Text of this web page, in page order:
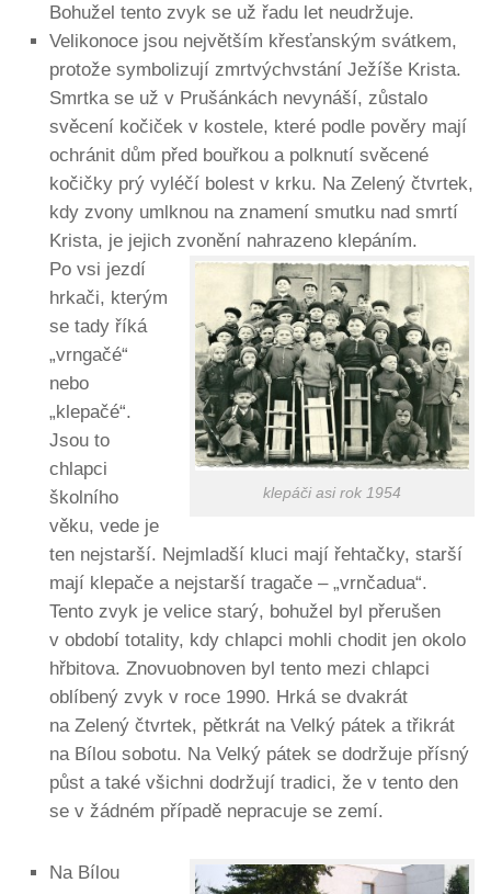
Bohužel tento zvyk se už řadu let neudržuje.
Velikonoce jsou největším křesťanským svátkem,
protože symbolizují zmrtvýchvstání Ježíše Krista.
Smrtka se už v Prušánkách nevynáší, zůstalo
svěcení kočiček v kostele, které podle pověry mají
ochránit dům před bouřkou a polknutí svěcené
kočičky prý vyléčí bolest v krku. Na Zelený čtvrtek,
kdy zvony umlknou na znamení smutku nad smrtí
Krista, je jejich zvonění nahrazeno klepáním.
klepáči asi rok 1954
Po vsi jezdí
hrkači, kterým
se tady říká
„vrngačé“
nebo
„klepačé“.
Jsou to
chlapci
školního
věku, vede je
ten nejstarší. Nejmladší kluci mají řehtačky, starší
mají klepače a nejstarší tragače – „vrnčadua“.
Tento zvyk je velice starý, bohužel byl přerušen
v období totality, kdy chlapci mohli chodit jen okolo
hřbitova. Znovuobnoven byl tento mezi chlapci
oblíbený zvyk v roce 1990. Hrká se dvakrát
na Zelený čtvrtek, pětkrát na Velký pátek a třikrát
na Bílou sobotu. Na Velký pátek se dodržuje přísný
půst a také všichni dodržují tradici, že v tento den
se v žádném případě nepracuje se zemí.
Na Bílou